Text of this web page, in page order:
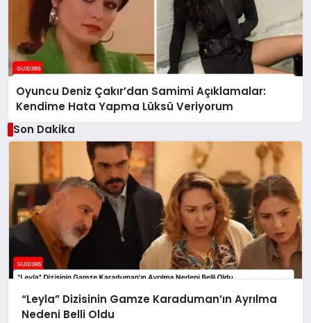
Oyuncu Deniz Çakır’dan Samimi Açıklamalar:
Kendime Hata Yapma Lüksü Veriyorum
Son Dakika
“Leyla” Dizisinin Gamze Karaduman’ın Ayrılma
Nedeni Belli Oldu